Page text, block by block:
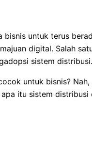
untuk terus
digital. Salah
sistem distribusi.
untuk bisnis?
itu sistem distribusi